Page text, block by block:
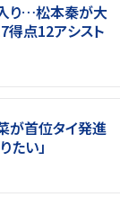
り…松本秦が大
得点12アシスト
が首位タイ発進
たい」